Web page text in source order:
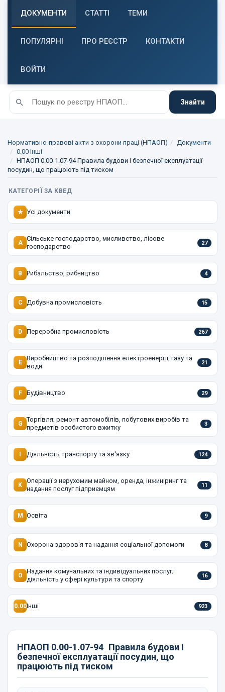
ДОКУМЕНТИ СТАТТІ ТЕМИ
ПОПУЛЯРНІ ПРО РЕЄСТР КОНТАКТИ
ВОЙТИ
Знайти
Нормативно-правові акти з охорони праці (НПАОП)
Документи
0.00 Інші
НПАОП 0.00-1.07-94 Правила будови і безпечної експлуатації
посудин, що працюють під тиском
КАТЕГОРІЇ ЗА КВЕД
★ Усі документи
A
Сільське господарство, мисливство, лісове
господарство
27
B Рибальство, рибництво 4
C Добувна промисловість 15
D Переробна промисловість 267
E
Виробництво та розподілення електроенергії, газу та
води
21
F Будівництво 29
G
Торгівля; ремонт автомобілів, побутових виробів та
предметів особистого вжитку
3
I Діяльність транспорту та зв'язку 124
K
Операції з нерухомим майном, оренда, інжиніринг та
надання послуг підприємцям
11
M Освіта 9
N Охорона здоров'я та надання соціальної допомоги 8
O
Надання комунальних та індивідуальних послуг;
діяльність у сфері культури та спорту
16
0.00Інші 923
НПАОП 0.00-1.07-94 Правила будови і
безпечної експлуатації посудин, що
працюють під тиском